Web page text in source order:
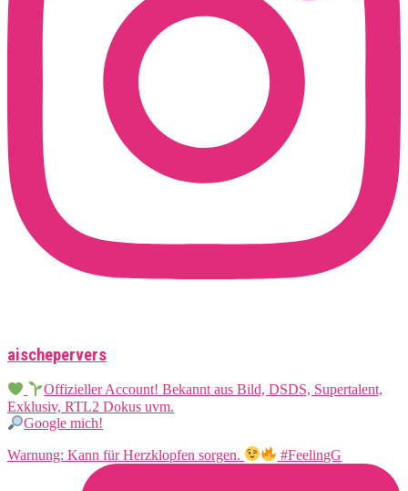
aischepervers
Offizieller Account! Bekannt aus Bild, DSDS, Supertalent,
Exklusiv, RTL2 Dokus uvm.
Google mich!
Warnung: Kann für Herzklopfen sorgen. #FeelingG